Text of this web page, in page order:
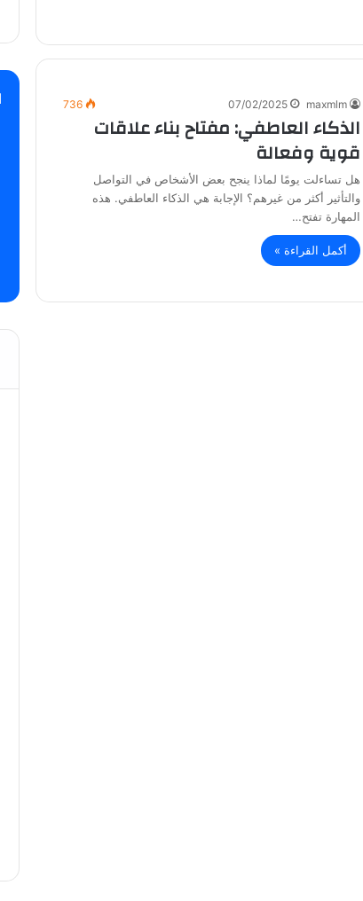
maxmlm
07/02/2025
736
الذكاء العاطفي: مفتاح بناء علاقات
قوية وفعالة
هل تساءلت يومًا لماذا ينجح بعض الأشخاص في التواصل
والتأثير أكثر من غيرهم؟ الإجابة هي الذكاء العاطفي. هذه
المهارة تفتح…
أكمل القراءة »